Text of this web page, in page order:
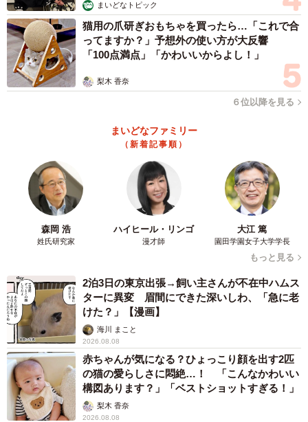
まいどなトピック
猫用の爪研ぎおもちゃを買ったら…「これで合
ってますか？」予想外の使い方が大反響
「100点満点」「かわいいからよし！」
梨木 香奈
６位以降を見る
まいどなファミリー
（新着記事順）
森岡 浩
姓氏研究家
ハイヒール・リンゴ
漫才師
大江 篤
園田学園女子大学学長
もっと見る
2泊3日の東京出張→飼い主さんが不在中ハムス
ターに異変 眉間にできた深いしわ、「急に老
けた？」【漫画】
海川 まこと
2026.08.08
赤ちゃんが気になる？ひょっこり顔を出す2匹
の猫の愛らしさに悶絶…！ 「こんなかわいい
構図あります？」「ベストショットすぎる！」
梨木 香奈
2026.08.08